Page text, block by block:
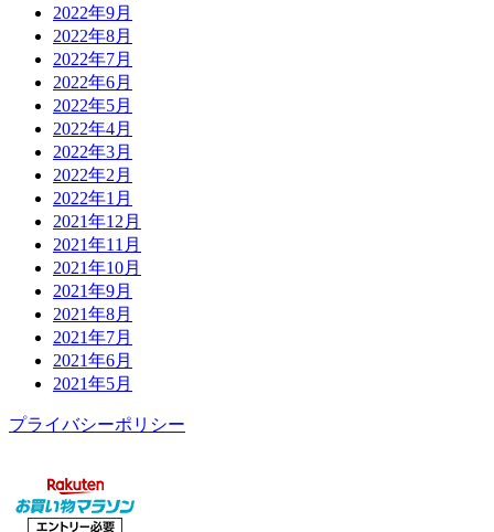
2022年9月
2022年8月
2022年7月
2022年6月
2022年5月
2022年4月
2022年3月
2022年2月
2022年1月
2021年12月
2021年11月
2021年10月
2021年9月
2021年8月
2021年7月
2021年6月
2021年5月
プライバシーポリシー